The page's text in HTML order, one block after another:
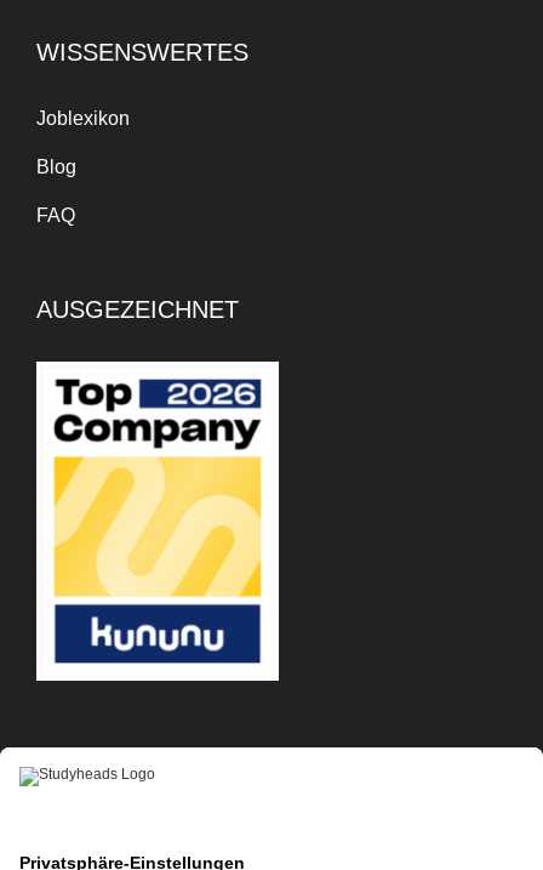
WISSENSWERTES
Joblexikon
Blog
FAQ
AUSGEZEICHNET